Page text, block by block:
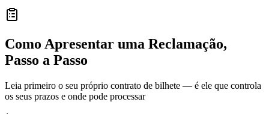
Como Apresentar uma Reclamação,
Passo a Passo
Leia primeiro o seu próprio contrato de bilhete — é ele que controla
os seus prazos e onde pode processar